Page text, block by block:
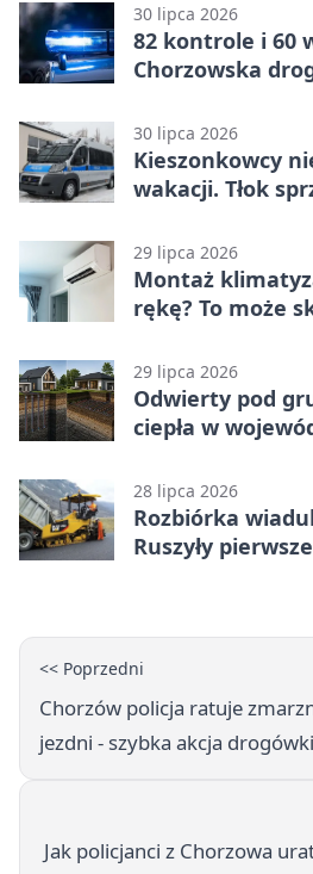
30 lipca 2026
82 kontrole i 60
Chorzowska
30 lipca 2026
Kieszonkowcy
wakacji. Tłok
29 lipca 2026
Montaż
rękę? To może
29 lipca 2026
Odwierty pod
ciepła w
28 lipca 2026
Rozbiórka
Ruszyły
<< Poprzedni
Chorzów policja ratuje
jezdni - szybka akcja drogówki
Jak policjanci z Chorzowa